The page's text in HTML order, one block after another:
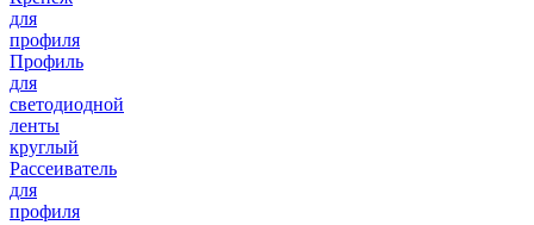
для
профиля
Профиль
для
светодиодной
ленты
круглый
Рассеиватель
для
профиля